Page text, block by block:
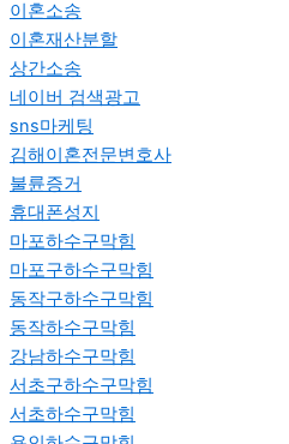
이혼소송
이혼재산분할
상간소송
네이버 검색광고
sns마케팅
김해이혼전문변호사
불륜증거
휴대폰성지
마포하수구막힘
마포구하수구막힘
동작구하수구막힘
동작하수구막힘
강남하수구막힘
서초구하수구막힘
서초하수구막힘